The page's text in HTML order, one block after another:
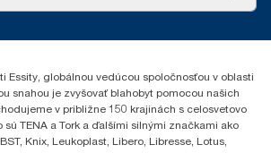
s.r.o.
Hôrka
Essity, globálnou vedúcou spoločnosťou v oblasti
snahou je zvyšovať blahobyt pomocou našich
v približne 150 krajinách s celosvetovo
TENA a Tork a ďalšími silnými značkami ako
Knix, Leukoplast, Libero, Libresse, Lotus,